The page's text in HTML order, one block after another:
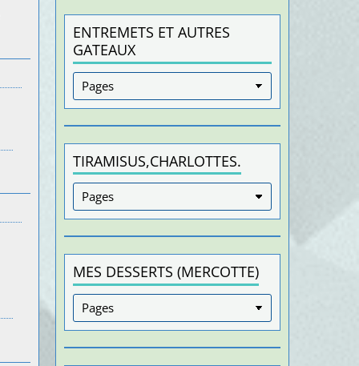
ENTREMETS ET AUTRES
GATEAUX
TIRAMISUS,CHARLOTTES.
MES DESSERTS (MERCOTTE)